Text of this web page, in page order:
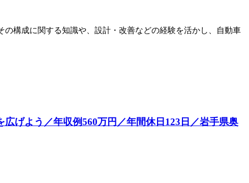
構成に関する知識や、設計・改善などの経験を活かし、自動車
げよう／年収例560万円／年間休日123日／岩手県奥